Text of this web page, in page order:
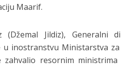
Maarif.
(Džemal Jildiz),
u inostranstvu Ministarstva
zahvalio resornim